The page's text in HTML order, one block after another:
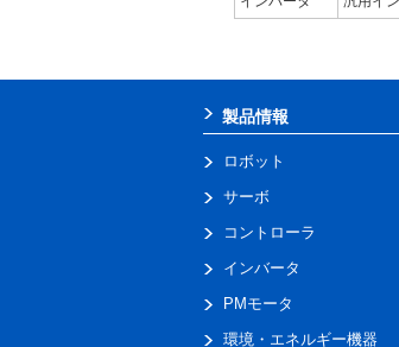
製品情報
ロボット
サーボ
コントローラ
インバータ
PMモータ
環境・エネルギー機器